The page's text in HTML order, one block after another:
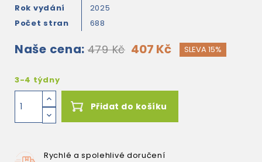
Rok vydání
2025
Počet stran
688
Naše cena: 479 Kč 407 Kč SLEVA 15%
3-4 týdny
Přidat do košíku
Rychlé a spolehlivé doručení